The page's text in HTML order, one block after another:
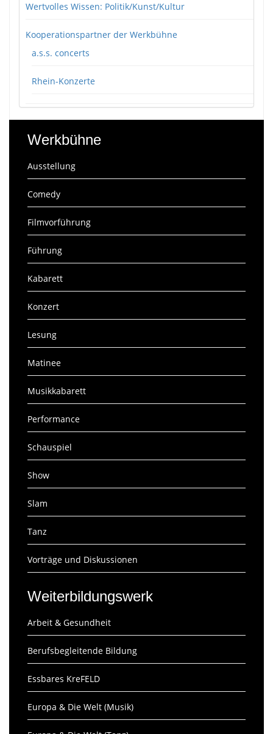
Wertvolles Wissen: Politik/Kunst/Kultur
Kooperationspartner der Werkbühne
a.s.s. concerts
Rhein-Konzerte
Werkbühne
Ausstellung
Comedy
Filmvorführung
Führung
Kabarett
Konzert
Lesung
Matinee
Musikkabarett
Performance
Schauspiel
Show
Slam
Tanz
Vorträge und Diskussionen
Weiterbildungswerk
Arbeit & Gesundheit
Berufsbegleitende Bildung
Essbares KreFELD
Europa & Die Welt (Musik)